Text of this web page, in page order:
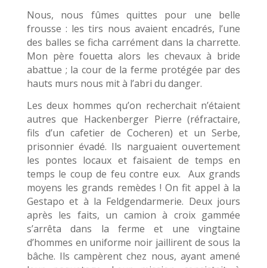
Nous, nous fûmes quittes pour une belle
frousse : les tirs nous avaient encadrés, l’une
des balles se ficha carrément dans la charrette.
Mon père fouetta alors les chevaux à bride
abattue ; la cour de la ferme protégée par des
hauts murs nous mit à l’abri du danger.
Les deux hommes qu’on recherchait n’étaient
autres que Hackenberger Pierre (réfractaire,
fils d’un cafetier de Cocheren) et un Serbe,
prisonnier évadé. Ils narguaient ouvertement
les pontes locaux et faisaient de temps en
temps le coup de feu contre eux. Aux grands
moyens les grands remèdes ! On fit appel à la
Gestapo et à la Feldgendarmerie. Deux jours
après les faits, un camion à croix gammée
s’arrêta dans la ferme et une vingtaine
d’hommes en uniforme noir jaillirent de sous la
bâche. Ils campèrent chez nous, ayant amené